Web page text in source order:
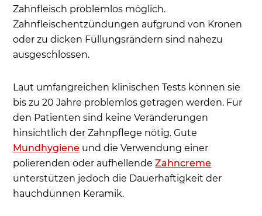
Zahnfleisch problemlos möglich.
Zahnfleischentzündungen aufgrund von Kronen
oder zu dicken Füllungsrändern sind nahezu
ausgeschlossen.
Laut umfangreichen klinischen Tests können sie
bis zu 20 Jahre problemlos getragen werden. Für
den Patienten sind keine Veränderungen
hinsichtlich der Zahnpflege nötig. Gute
Mundhygiene und die Verwendung einer
polierenden oder aufhellendeZahncreme
unterstützen jedoch die Dauerhaftigkeit der
hauchdünnen Keramik.